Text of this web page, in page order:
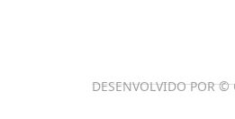
DESENVOLVIDO POR